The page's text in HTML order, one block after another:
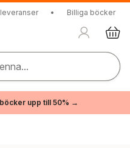
• Billiga böcker
upp till 50% →